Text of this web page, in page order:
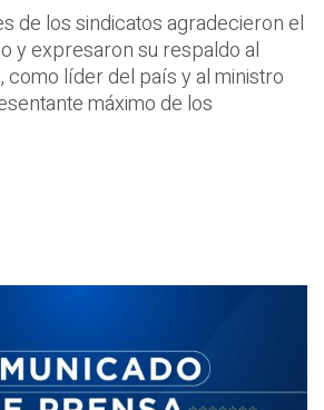
de los sindicatos agradecieron el
y expresaron su respaldo al
como líder del país y al ministro
máximo de los